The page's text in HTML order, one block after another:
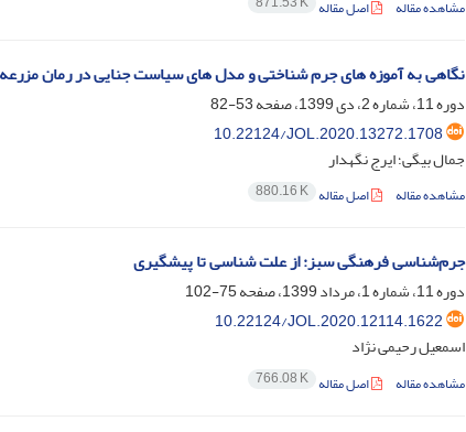
مشاهده مقاله اصل مقاله
نگاهی به آموزه های جرم شناختی و مدل های سیاست جنایی در رمان
دوره 11، شماره 2، دی 1399، صفحه
53-82
10.22124/JOL.2020.13272.1708
جمال بیگی؛ ایرج نگهدار
مشاهده مقاله اصل مقاله 880.16 K
جرم‌شناسی فرهنگی سبز: از علت شناسی تا پیشگیری
دوره 11، شماره 1، مرداد 1399، صفحه
75-102
10.22124/JOL.2020.12114.1622
اسمعیل رحیمی نژاد
مشاهده مقاله اصل مقاله 766.08 K